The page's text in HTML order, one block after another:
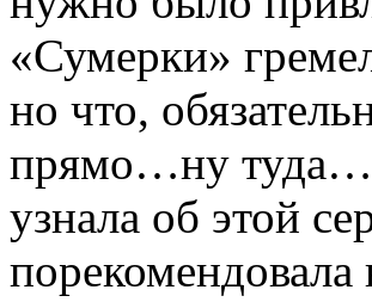
«Сумерки»
но что,
прямо…ну
узнала об этой